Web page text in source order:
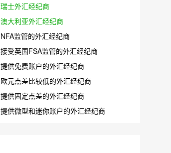
瑞士外汇经纪商
澳大利亚外汇经纪商
NFA监管的外汇经纪商
接受英国FSA监管的外汇经纪商
提供免费账户的外汇经纪商
欧元点差比较低的外汇经纪商
提供固定点差的外汇经纪商
提供微型和迷你账户的外汇经纪商